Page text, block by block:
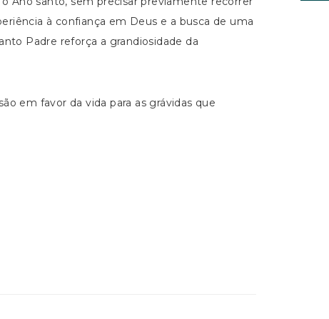
à confiança em Deus e a busca de uma
Padre reforça a grandiosidade da
em favor da vida para as grávidas que